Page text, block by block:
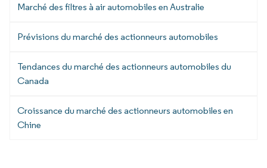
Marché des filtres à air automobiles en Australie
Prévisions du marché des actionneurs automobiles
Tendances du marché des actionneurs automobiles du
Canada
Croissance du marché des actionneurs automobiles en
Chine